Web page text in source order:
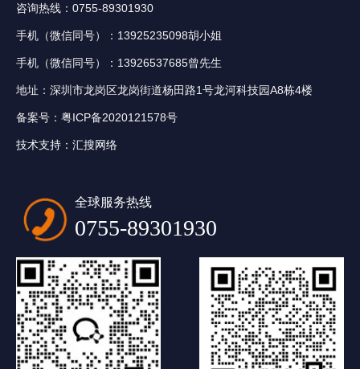
咨询热线：0755-89301930
手机（微信同号）：13925235098胡小姐
手机（微信同号）：13926537685曾先生
地址：深圳市龙岗区龙岗街道杨田路1号龙河科技园A8栋4楼
备案号： 粤ICP备2020121578号
技术支持： 汇搜网络
全球服务热线
0755-89301930